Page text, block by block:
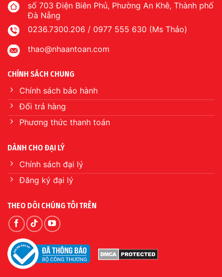
số 703 Điện Biên Phủ, Phường An Khê, Thành phố
Đà Nẵng
0236.7300.206 / 0977 555 630 (Ms Thảo)
thao@nhaantoan.com
CHÍNH SÁCH CHUNG
Chính sách bảo hành
Đổi trả hàng
Phương thức thanh toán
DÀNH CHO ĐẠI LÝ
Chính sách đại lý
Đăng ký đại lý
THEO DÕI CHÚNG TÔI TRÊN